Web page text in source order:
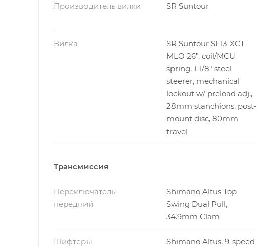
Производитель вилки SR Suntour
Вилка
SR Suntour SF13-XCT-
MLO 26", coil/MCU
spring, 1-1/8" steel
steerer, mechanical
lockout w/ preload adj.,
28mm stanchions, post-
mount disc, 80mm
travel
Трансмиссия
Переключатель
передний
Shimano Altus Top
Swing Dual Pull,
34.9mm Clam
Шифтеры
Shimano Altus, 9-speed